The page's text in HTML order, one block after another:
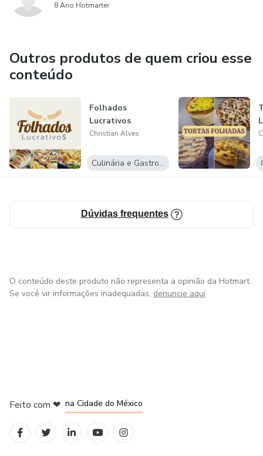
8 Ano Hotmarter
Outros produtos de quem criou esse
conteúdo
Folhados
Lucrativos
Christian Alves
Culinária e Gastronomia
Dúvidas frequentes
O conteúdo deste produto não representa a opinião da Hotmart.
Se você vir informações inadequadas, denuncie aqui
Feito com ❤ na Cidade do México